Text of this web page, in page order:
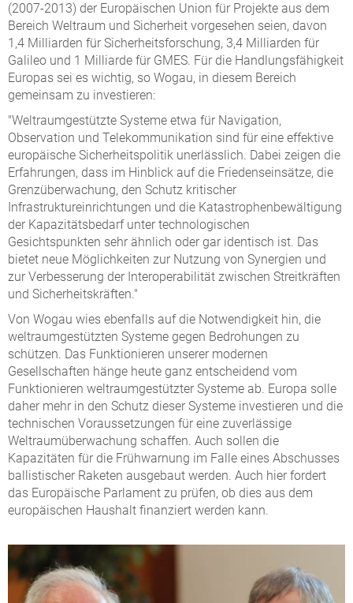
(2007-2013) der Europäischen Union für Projekte aus dem
Bereich Weltraum und Sicherheit vorgesehen seien, davon
1,4 Milliarden für Sicherheitsforschung, 3,4 Milliarden für
Galileo und 1 Milliarde für GMES. Für die Handlungsfähigkeit
Europas sei es wichtig, so Wogau, in diesem Bereich
gemeinsam zu investieren:
"Weltraumgestützte Systeme etwa für Navigation,
Observation und Telekommunikation sind für eine effektive
europäische Sicherheitspolitik unerlässlich. Dabei zeigen die
Erfahrungen, dass im Hinblick auf die Friedenseinsätze, die
Grenzüberwachung, den Schutz kritischer
Infrastruktureinrichtungen und die Katastrophenbewältigung
der Kapazitätsbedarf unter technologischen
Gesichtspunkten sehr ähnlich oder gar identisch ist. Das
bietet neue Möglichkeiten zur Nutzung von Synergien und
zur Verbesserung der Interoperabilität zwischen Streitkräften
und Sicherheitskräften."
Von Wogau wies ebenfalls auf die Notwendigkeit hin, die
weltraumgestützten Systeme gegen Bedrohungen zu
schützen. Das Funktionieren unserer modernen
Gesellschaften hänge heute ganz entscheidend vom
Funktionieren weltraumgestützter Systeme ab. Europa solle
daher mehr in den Schutz dieser Systeme investieren und die
technischen Voraussetzungen für eine zuverlässige
Weltraumüberwachung schaffen. Auch sollen die
Kapazitäten für die Frühwarnung im Falle eines Abschusses
ballistischer Raketen ausgebaut werden. Auch hier fordert
das Europäische Parlament zu prüfen, ob dies aus dem
europäischen Haushalt finanziert werden kann.